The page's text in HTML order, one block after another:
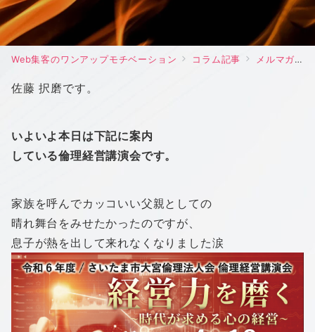
Web集客のワンアップモチベーション コラム記事 メルマガ
佐藤 択磨です。
いよいよ本日は下記に案内
している倫理経営講演会です。
家族を呼んでカッコいい父親としての
晴れ舞台をみせたかったのですが、
息子が熱を出して来れなくなりました涙